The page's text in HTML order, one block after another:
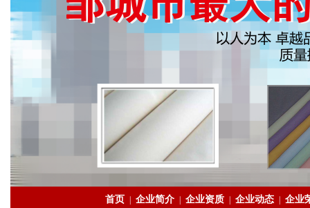
首页 企业简介 企业资质 企业动态 企业